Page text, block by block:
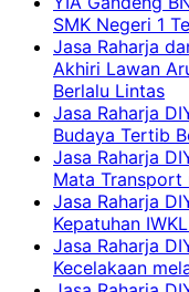
SMK Negeri 1
Jasa Raharja
Akhiri Lawan
Berlalu Lintas
Jasa Raharja
Budaya Tertib
Jasa Raharja
Mata Transport
Jasa Raharja
Kepatuhan
Jasa Raharja
Kecelakaan